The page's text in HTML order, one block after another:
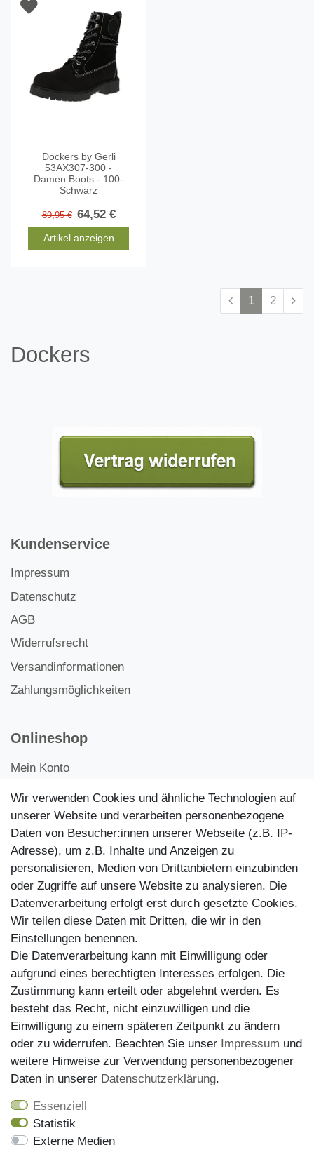
Dockers by Gerli
53AX307-300 -
Damen Boots - 100-
Schwarz
89,95 € 64,52 €
Artikel anzeigen
1 2
Dockers
Kundenservice
Impressum
Datenschutz
AGB
Widerrufsrecht
Versandinformationen
Zahlungsmöglichkeiten
Onlineshop
Mein Konto
Kontakt
Kundenretouren
Reparaturservice
Zahlungsarten
Versand
Wir verwenden Cookies und ähnliche Technologien auf
unserer Website und verarbeiten personenbezogene
Daten von Besucher:innen unserer Webseite (z.B. IP-
Adresse), um z.B. Inhalte und Anzeigen zu
personalisieren, Medien von Drittanbietern einzubinden
oder Zugriffe auf unsere Website zu analysieren. Die
Datenverarbeitung erfolgt erst durch gesetzte Cookies.
Wir teilen diese Daten mit Dritten, die wir in den
Einstellungen benennen.
Die Datenverarbeitung kann mit Einwilligung oder
aufgrund eines berechtigten Interesses erfolgen. Die
Zustimmung kann erteilt oder abgelehnt werden. Es
besteht das Recht, nicht einzuwilligen und die
Einwilligung zu einem späteren Zeitpunkt zu ändern
oder zu widerrufen. Beachten Sie unser Impressum und
weitere Hinweise zur Verwendung personenbezogener
Daten in unserer Daten­schutz­erklärung.
Essenziell
Statistik
Externe Medien